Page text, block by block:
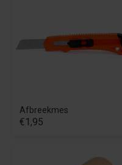
Afbreekmes
€1,95